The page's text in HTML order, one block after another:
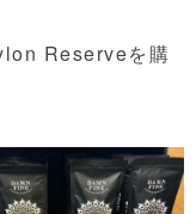
Reserveを購